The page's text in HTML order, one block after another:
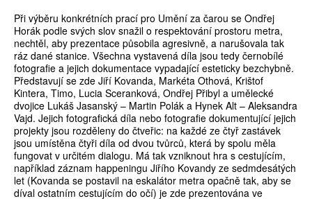
Při výběru konkrétních prací pro Umění za čarou se Ondřej
Horák podle svých slov snažil o respektování prostoru metra,
nechtěl, aby prezentace působila agresivně, a narušovala tak
ráz dané stanice. Všechna vystavená díla jsou tedy černobílé
fotografie a jejich dokumentace vypadající esteticky bezchybně.
Představují se zde Jiří Kovanda, Markéta Othová, Krištof
Kintera, Timo, Lucia Sceranková, Ondřej Přibyl a umělecké
dvojice Lukáš Jasanský – Martin Polák a Hynek Alt – Aleksandra
Vajd. Jejich fotografická díla nebo fotografie dokumentující jejich
projekty jsou rozděleny do čtveřic: na každé ze čtyř zastávek
jsou umístěna čtyři díla od dvou tvůrců, která by spolu měla
fungovat v určitém dialogu. Má tak vzniknout hra s cestujícím,
například záznam happeningu Jiřího Kovandy ze sedmdesátých
let (Kovanda se postavil na eskalátor metra opačně tak, aby se
díval ostatním cestujícím do očí) je zde prezentována ve